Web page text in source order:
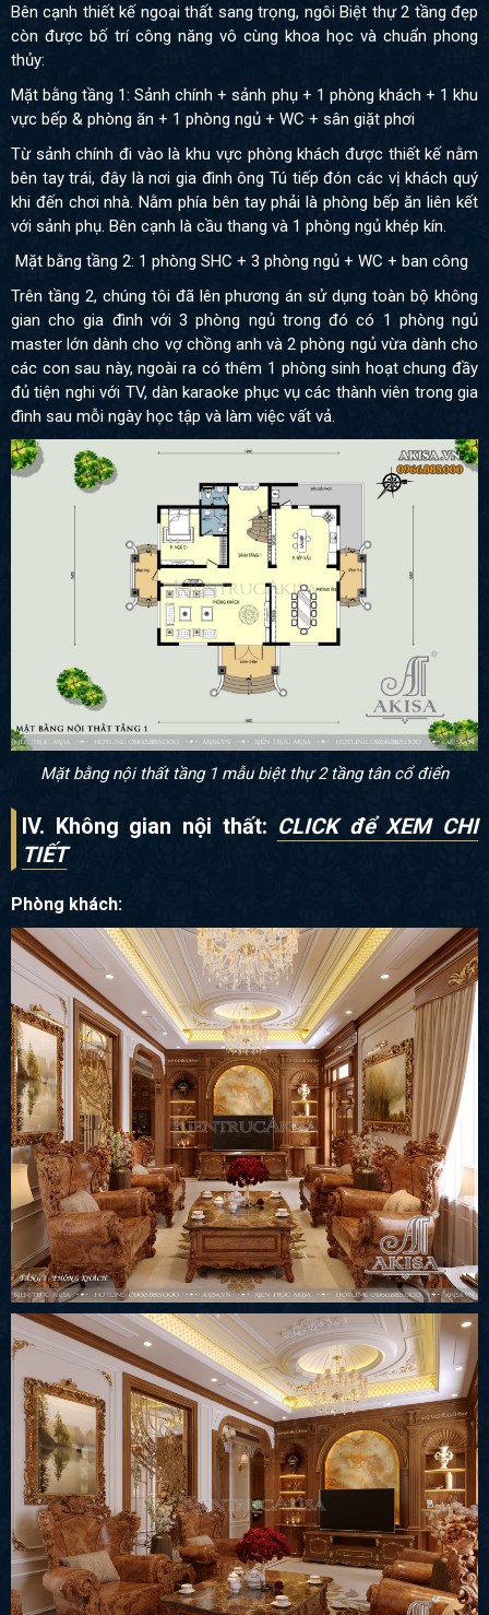
Bên cạnh thiết kế ngoại thất sang trọng, ngôi Biệt thự 2 tầng đẹp
còn được bố trí công năng vô cùng khoa học và chuẩn phong
thủy:
Mặt bằng tầng 1: Sảnh chính + sảnh phụ + 1 phòng khách + 1 khu
vực bếp & phòng ăn + 1 phòng ngủ + WC + sân giặt phơi
Từ sảnh chính đi vào là khu vực phòng khách được thiết kế nằm
bên tay trái, đây là nơi gia đình ông Tú tiếp đón các vị khách quý
khi đến chơi nhà. Nằm phía bên tay phải là phòng bếp ăn liên kết
với sảnh phụ. Bên cạnh là cầu thang và 1 phòng ngủ khép kín.
Mặt bằng tầng 2: 1 phòng SHC + 3 phòng ngủ + WC + ban công
Trên tầng 2, chúng tôi đã lên phương án sử dụng toàn bộ không
gian cho gia đình với 3 phòng ngủ trong đó có 1 phòng ngủ
master lớn dành cho vợ chồng anh và 2 phòng ngủ vừa dành cho
các con sau này, ngoài ra có thêm 1 phòng sinh hoạt chung đầy
đủ tiện nghi với TV, dàn karaoke phục vụ các thành viên trong gia
đình sau mỗi ngày học tập và làm việc vất vả.
Mặt bằng nội thất tầng 1 mẫu biệt thự 2 tầng tân cổ điển
IV. Không gian nội thất: CLICK để XEM CHI
TIẾT
Phòng khách: